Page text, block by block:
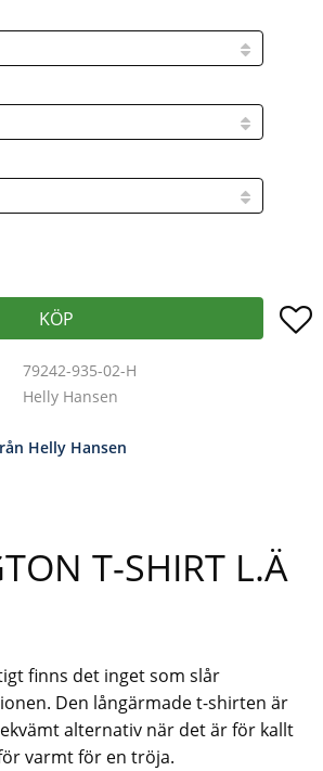
KÖP
79242-935-02-H
Helly Hansen
Helly Hansen
T-SHIRT L.Ä
finns det inget som slår
Den långärmade t-shirten är
alternativ när det är för kallt
varmt för en tröja.